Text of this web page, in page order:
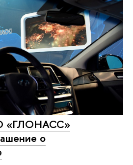
«ГЛОНАСС»
о